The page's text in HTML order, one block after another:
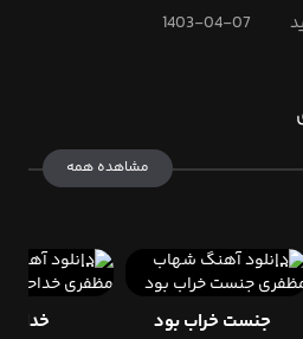
روی شن های ساحل
1403-04-07
مشاهده همه
جنست خراب بود